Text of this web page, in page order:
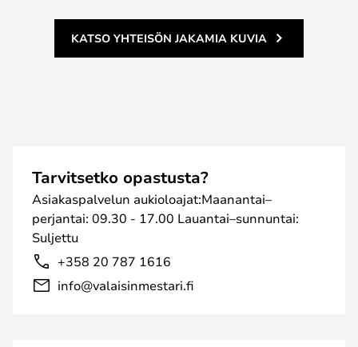
KATSO YHTEISÖN JAKAMIA KUVIA
Tarvitsetko opastusta?
Asiakaspalvelun aukioloajat:Maanantai–
perjantai: 09.30 - 17.00 Lauantai–sunnuntai:
Suljettu
+358 20 787 1616
info@valaisinmestari.fi